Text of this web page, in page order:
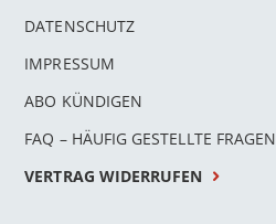
DATENSCHUTZ
IMPRESSUM
ABO KÜNDIGEN
FAQ – HÄUFIG GESTELLTE FRAGEN
VERTRAG WIDERRUFEN